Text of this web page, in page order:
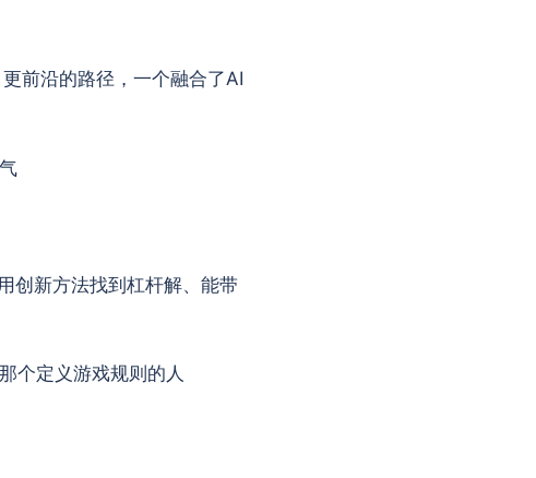
前沿的路径，一个融合了AI
创新方法找到杠杆解、能带
个定义游戏规则的人